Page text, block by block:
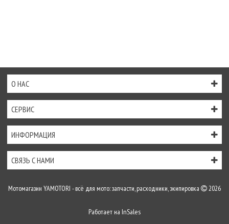
О НАС
СЕРВИС
ИНФОРМАЦИЯ
СВЯЗЬ С НАМИ
Мотомагазин YAMOTORI - всё для мото: запчасти, расходники, экипировка 2026
Работает на InSales